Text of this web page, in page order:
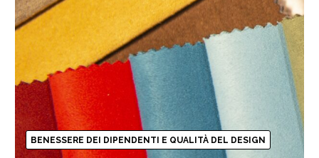
BENESSERE DEI DIPENDENTI E QUALITÀ DEL DESIGN